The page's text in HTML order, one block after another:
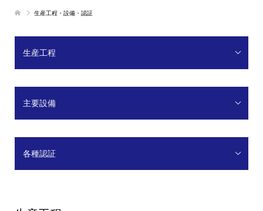
生産工程・設備・認証
生産工程
主要設備
各種認証